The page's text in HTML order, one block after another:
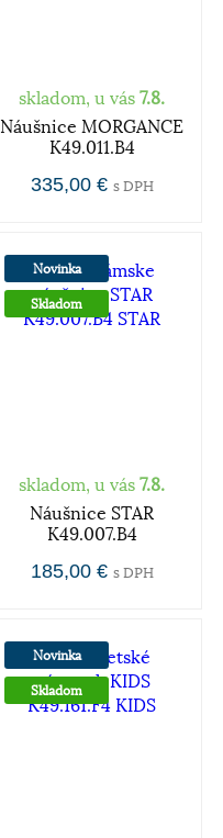
skladom, u vás 7.8.
Náušnice MORGANCE
K49.011.B4
335,00 € s DPH
Novinka
Skladom
skladom, u vás 7.8.
Náušnice STAR
K49.007.B4
185,00 € s DPH
Novinka
Skladom